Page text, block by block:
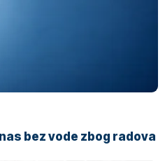
bez vode zbog radova